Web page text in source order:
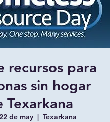
recursos para
sin hogar
Texarkana
de may
  |
Texarkana